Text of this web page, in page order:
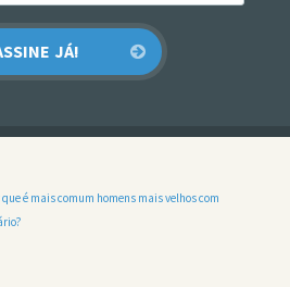
que é mais comum homens mais velhos com